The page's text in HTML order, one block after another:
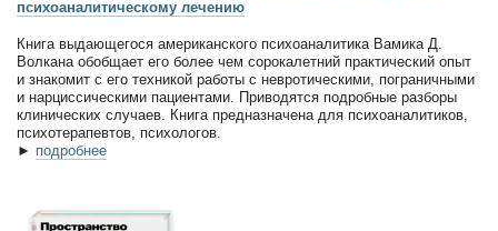
психоаналитическому лечению
Книга выдающегося американского психоаналитика Вамика Д.
Волкана обобщает его более чем сорокалетний практический опыт
и знакомит с его техникой работы с невротическими, пограничными
и нарциссическими пациентами. Приводятся подробные разборы
клинических случаев. Книга предназначена для психоаналитиков,
психотерапевтов, психологов.
► подробнее